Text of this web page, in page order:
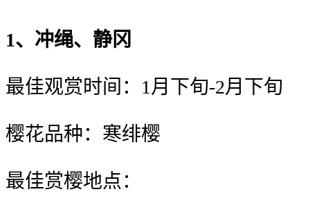
1、冲绳、静冈
最佳观赏时间：1月下旬-2月下旬
樱花品种：寒绯樱
最佳赏樱地点：